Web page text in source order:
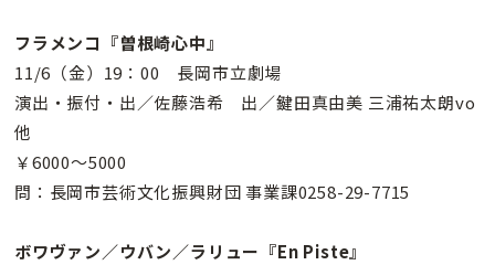
フラメンコ『曽根崎心中』
11/6（金）19：00 長岡市立劇場
演出・振付・出／佐藤浩希 出／鍵田真由美 三浦祐太朗vo
他
￥6000〜5000
問：長岡市芸術文化振興財団 事業課0258-29-7715
ボワヴァン／ウバン／ラリュー『En Piste』